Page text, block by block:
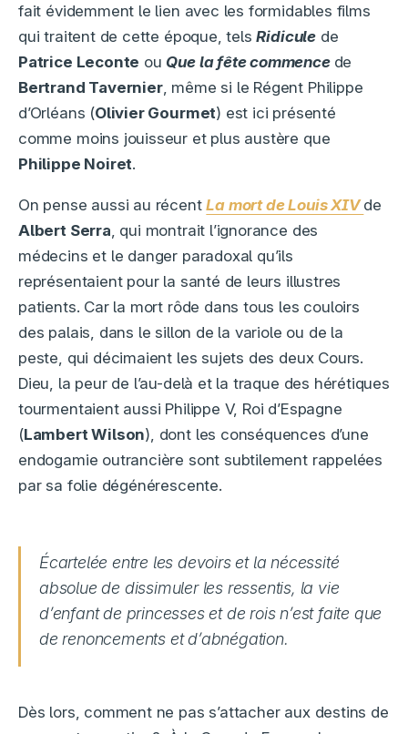
fait évidemment le lien avec les formidables films
qui traitent de cette époque, telsRidiculede
Patrice Leconte ou Que la fête commence de
Bertrand Tavernier, même si le Régent Philippe
d’Orléans (Olivier Gourmet) est ici présenté
comme moins jouisseur et plus austère que
Philippe Noiret.
On pense aussi au récentLa mort de Louis XIVde
Albert Serra , qui montrait l’ignorance des
médecins et le danger paradoxal qu’ils
représentaient pour la santé de leurs illustres
patients. Car la mort rôde dans tous les couloirs
des palais, dans le sillon de la variole ou de la
peste, qui décimaient les sujets des deux Cours.
Dieu, la peur de l’au-delà et la traque des hérétiques
tourmentaient aussi Philippe V, Roi d’Espagne
(Lambert Wilson), dont les conséquences d’une
endogamie outrancière sont subtilement rappelées
par sa folie dégénérescente.
Écartelée entre les devoirs et la nécessité
absolue de dissimuler les ressentis, la vie
d’enfant de princesses et de rois n’est faite que
de renoncements et d’abnégation.
Dès lors, comment ne pas s’attacher aux destins de